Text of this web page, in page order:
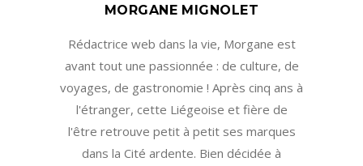
MORGANE MIGNOLET
Rédactrice web dans la vie, Morgane est
avant tout une passionnée : de culture, de
voyages, de gastronomie ! Après cinq ans à
l'étranger, cette Liégeoise et fière de
l'être retrouve petit à petit ses marques
dans la Cité ardente. Bien décidée à